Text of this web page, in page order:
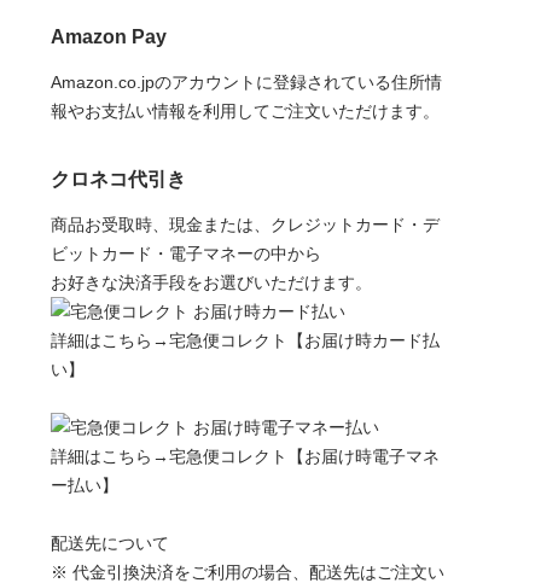
Amazon Pay
Amazon.co.jpのアカウントに登録されている住所情
報やお支払い情報を利用してご注文いただけます。
クロネコ代引き
商品お受取時、現金または、クレジットカード・デ
ビットカード・電子マネーの中から
お好きな決済手段をお選びいただけます。
詳細はこちら→宅急便コレクト【お届け時カード払
い】
詳細はこちら→宅急便コレクト【お届け時電子マネ
ー払い】
配送先について
※ 代金引換決済をご利用の場合、配送先はご注文い